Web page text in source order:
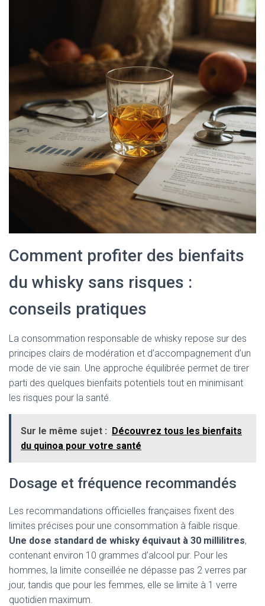
Comment profiter des bienfaits
du whisky sans risques :
conseils pratiques
La consommation responsable de whisky repose sur des
principes clairs de modération et d’accompagnement d’un
mode de vie sain. Une approche équilibrée permet de tirer
parti des quelques bienfaits potentiels tout en minimisant
les risques pour la santé.
Sur le même sujet : Découvrez tous les bienfaits
du quinoa pour votre santé
Dosage et fréquence recommandés
Les recommandations officielles françaises fixent des
limites précises pour une consommation à faible risque.
Une dose standard de whisky équivaut à 30 millilitres,
contenant environ 10 grammes d’alcool pur. Pour les
hommes, la limite conseillée ne dépasse pas 2 verres par
jour, tandis que pour les femmes, elle se limite à 1 verre
quotidien maximum.